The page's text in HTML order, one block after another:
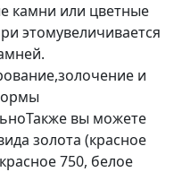
камни или цветные
этомувеличивается
и
вы можете
золота (красное
750, белое